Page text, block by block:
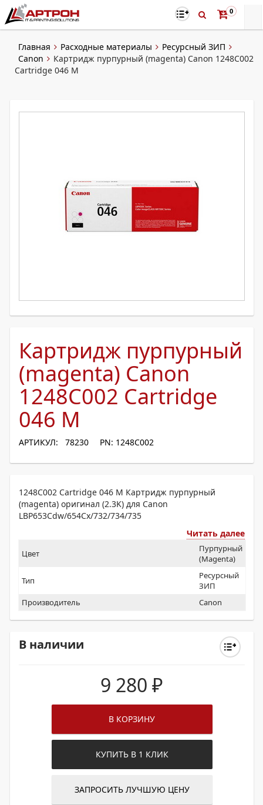
0
Главная Расходные материалы
Ресурсный ЗИП
Canon
Картридж пурпурный (magenta) Canon 1248C002
Cartridge 046 M
Картридж пурпурный
(magenta) Canon
1248C002 Cartridge
046 M
АРТИКУЛ: 78230 PN: 1248C002
1248C002 Cartridge 046 M Картридж пурпурный
(magenta) оригинал (2.3K) для Canon
LBP653Cdw/654Cx/732/734/735
Читать далее
Цвет
Пурпурный
(Magenta)
Тип
Ресурсный
ЗИП
Производитель
Canon
В наличии
9 280 ₽
В КОРЗИНУ
КУПИТЬ В 1 КЛИК
ЗАПРОСИТЬ ЛУЧШУЮ ЦЕНУ